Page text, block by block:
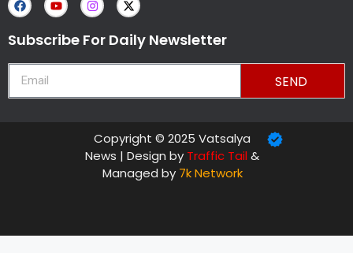
Subscribe For Daily Newsletter
SEND
Copyright © 2025 Vatsalya
News | Design by Traffic Tail&
Managed by 7k Network